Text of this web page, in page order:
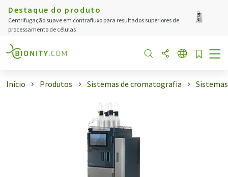
Destaque do produto
Centrifugação suave em contrafluxo para resultados superiores de
processamento de células
Início Produtos Sistemas de cromatografia